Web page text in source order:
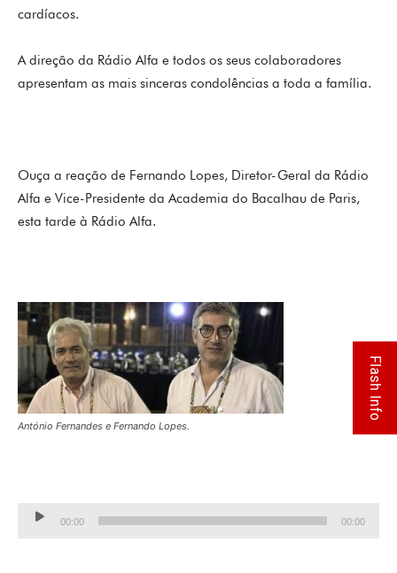
cardíacos.
A direção da Rádio Alfa e todos os seus colaboradores
apresentam as mais sinceras condolências a toda a família.
Ouça a reação de Fernando Lopes, Diretor-Geral da Rádio
Alfa e Vice-Presidente da Academia do Bacalhau de Paris,
esta tarde à Rádio Alfa.
António Fernandes e Fernando Lopes.
Lecteur
00:00 00:00
Flash Info